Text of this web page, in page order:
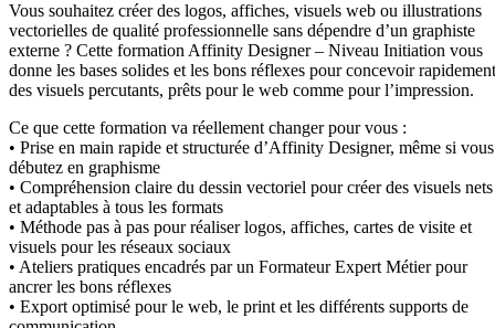
Vous souhaitez créer des logos, affiches, visuels web ou illustrations
vectorielles de qualité professionnelle sans dépendre d’un graphiste
externe ? Cette formation Affinity Designer – Niveau Initiation vous
donne les bases solides et les bons réflexes pour concevoir rapidement
des visuels percutants, prêts pour le web comme pour l’impression.
Ce que cette formation va réellement changer pour vous :
• Prise en main rapide et structurée d’Affinity Designer, même si vous
débutez en graphisme
• Compréhension claire du dessin vectoriel pour créer des visuels nets
et adaptables à tous les formats
• Méthode pas à pas pour réaliser logos, affiches, cartes de visite et
visuels pour les réseaux sociaux
• Ateliers pratiques encadrés par un Formateur Expert Métier pour
ancrer les bons réflexes
• Export optimisé pour le web, le print et les différents supports de